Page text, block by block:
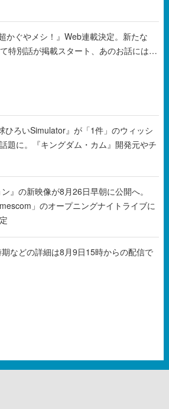
かぐやメシ！』Web連載決定。新たな
特別話が掲載スタート、あのお話には…
ひろいSimulator』が「1件」のウィッシ
題に。『キングダム・カム』開発元やチ
』の新映像が8月26日早朝に公開へ。
」のオープニングナイトライブに
などの詳細は8月9日15時からの配信で